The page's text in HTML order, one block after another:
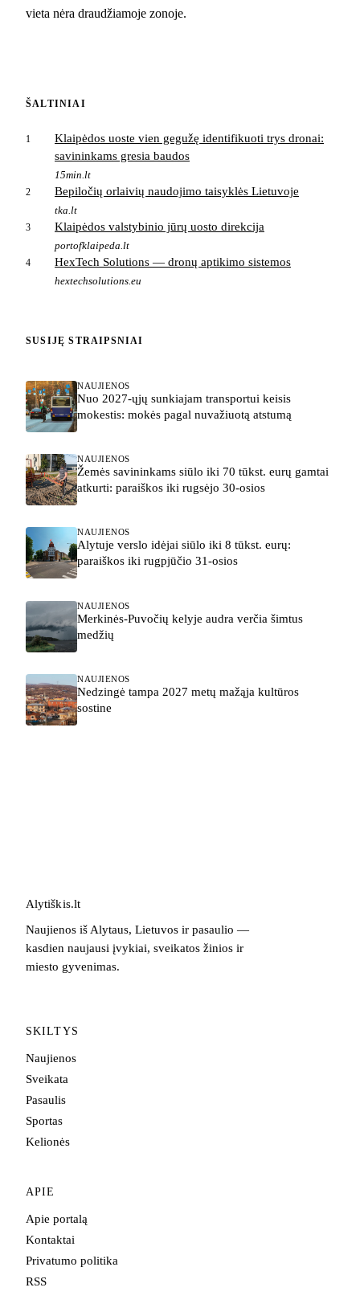
vieta nėra draudžiamoje zonoje.
ŠALTINIAI
1
Klaipėdos uoste vien gegužę identifikuoti trys dronai:
savininkams gresia baudos
15min.lt
2 Bepiločių orlaivių naudojimo taisyklės Lietuvoje
tka.lt
3 Klaipėdos valstybinio jūrų uosto direkcija
portofklaipeda.lt
4 HexTech Solutions — dronų aptikimo sistemos
hextechsolutions.eu
SUSIJĘ STRAIPSNIAI
NAUJIENOS
Nuo 2027-ųjų sunkiajam transportui keisis
mokestis: mokės pagal nuvažiuotą atstumą
NAUJIENOS
Žemės savininkams siūlo iki 70 tūkst. eurų gamtai
atkurti: paraiškos iki rugsėjo 30-osios
NAUJIENOS
Alytuje verslo idėjai siūlo iki 8 tūkst. eurų:
paraiškos iki rugpjūčio 31-osios
NAUJIENOS
Merkinės-Puvočių kelyje audra verčia šimtus
medžių
NAUJIENOS
Nedzingė tampa 2027 metų mažąja kultūros
sostine
Alytiškis.lt
Naujienos iš Alytaus, Lietuvos ir pasaulio —
kasdien naujausi įvykiai, sveikatos žinios ir
miesto gyvenimas.
SKILTYS
Naujienos
Sveikata
Pasaulis
Sportas
Kelionės
APIE
Apie portalą
Kontaktai
Privatumo politika
RSS